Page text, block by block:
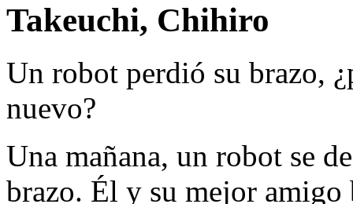
Takeuchi, Chihiro
Un robot perdió su brazo,
nuevo?
Una mañana, un robot se
brazo. Él y su mejor amigo